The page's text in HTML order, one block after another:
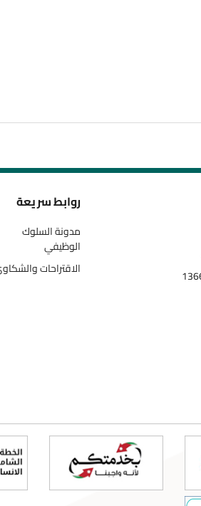
روابط سريعة
مدونة السلوك
الوظيفي
الاقتراحات